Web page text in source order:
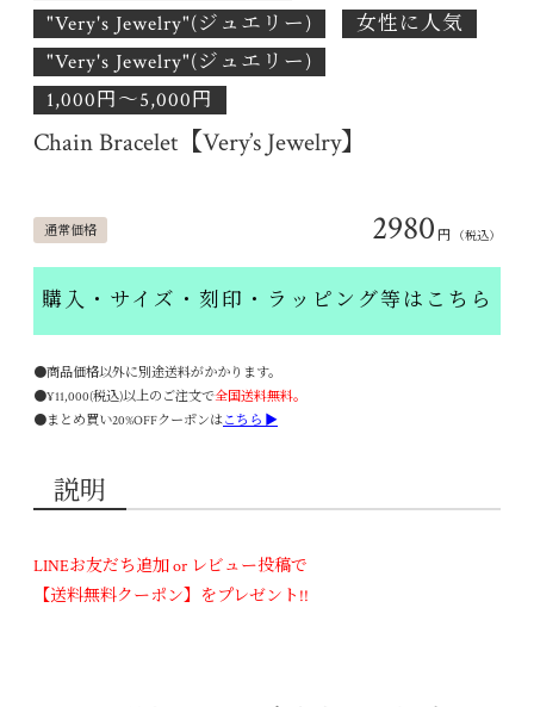
"Very's Jewelry"(ジュエリー)
女性に人気
"Very's Jewelry"(ジュエリー)
1,000円〜5,000円
Chain Bracelet【Very’s Jewelry】
通常価格 2980 円 （税込）
購入・サイズ・刻印・ラッピング等はこちら
●商品価格以外に別途送料がかかります。
●¥11,000(税込)以上のご注文で全国送料無料。
●まとめ買い20%OFFクーポンはこちら ▶
説明
LINEお友だち追加 or レビュー投稿で
【送料無料クーポン】をプレゼント!!